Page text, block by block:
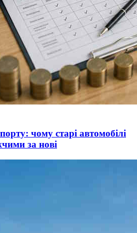
чому старі автомобілі
за нові